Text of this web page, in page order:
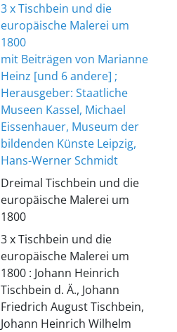
3 x Tischbein und die
europäische Malerei um
1800
mit Beiträgen von Marianne
Heinz [und 6 andere] ;
Herausgeber: Staatliche
Museen Kassel, Michael
Eissenhauer, Museum der
bildenden Künste Leipzig,
Hans-Werner Schmidt
Dreimal Tischbein und die
europäische Malerei um
1800
3 x Tischbein und die
europäische Malerei um
1800 : Johann Heinrich
Tischbein d. Ä., Johann
Friedrich August Tischbein,
Johann Heinrich Wilhelm